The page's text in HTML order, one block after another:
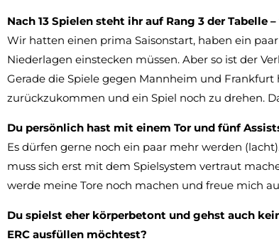
Nach 13 Spielen steht ihr auf Rang 3 der Tabelle
Wir hatten einen prima Saisonstart, haben ein
Niederlagen einstecken müssen. Aber so ist der
Gerade die Spiele gegen Mannheim und
zurückzukommen und ein Spiel noch zu drehen.
Du persönlich hast mit einem Tor und fünf
Es dürfen gerne noch ein paar mehr werden
muss sich erst mit dem Spielsystem vertraut
werde meine Tore noch machen und freue mich
Du spielst eher körperbetont und gehst auch
ERC ausfüllen möchtest?